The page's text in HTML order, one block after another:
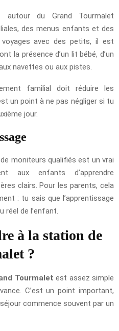
autour du Grand Tourmalet
des menus enfants et des
avec des petits, il est
la présence d’un lit bébé, d’un
navettes ou aux pistes.
familial doit réduire les
un point à ne pas négliger si tu
jour.
moniteurs qualifiés est un vrai
aux enfants d’apprendre
clairs. Pour les parents, cela
: tu sais que l’apprentissage
réel de l’enfant.
à la station de
?
Tourmalet est assez simple
C’est un point important,
commence souvent par un